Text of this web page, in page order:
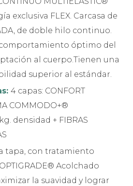
exclusiva FLEX. Carcasa de
de doble hilo continuo.
óptimo del
al cuerpo.Tienen una
superior al estándar.
4 capas: CONFORT
COMMODO+®
densidad + FIBRAS
tapa, con tratamiento
Acolchado
la suavidad y lograr